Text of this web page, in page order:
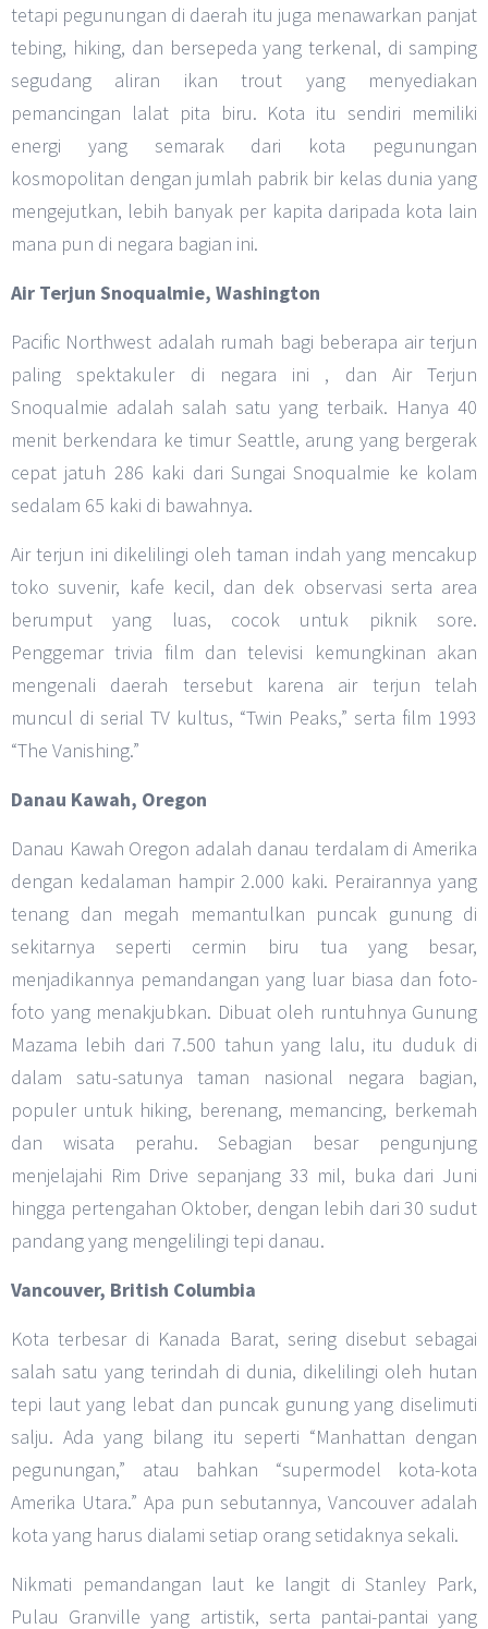
tetapi pegunungan di daerah itu juga menawarkan panjat
tebing, hiking, dan bersepeda yang terkenal, di samping
segudang aliran ikan trout yang menyediakan
pemancingan lalat pita biru. Kota itu sendiri memiliki
energi yang semarak dari kota pegunungan
kosmopolitan dengan jumlah pabrik bir kelas dunia yang
mengejutkan, lebih banyak per kapita daripada kota lain
mana pun di negara bagian ini.
Air Terjun Snoqualmie, Washington
Pacific Northwest adalah rumah bagi beberapa air terjun
paling spektakuler di negara ini , dan Air Terjun
Snoqualmie adalah salah satu yang terbaik. Hanya 40
menit berkendara ke timur Seattle, arung yang bergerak
cepat jatuh 286 kaki dari Sungai Snoqualmie ke kolam
sedalam 65 kaki di bawahnya.
Air terjun ini dikelilingi oleh taman indah yang mencakup
toko suvenir, kafe kecil, dan dek observasi serta area
berumput yang luas, cocok untuk piknik sore.
Penggemar trivia film dan televisi kemungkinan akan
mengenali daerah tersebut karena air terjun telah
muncul di serial TV kultus, “Twin Peaks,” serta film 1993
“The Vanishing.”
Danau Kawah, Oregon
Danau Kawah Oregon adalah danau terdalam di Amerika
dengan kedalaman hampir 2.000 kaki. Perairannya yang
tenang dan megah memantulkan puncak gunung di
sekitarnya seperti cermin biru tua yang besar,
menjadikannya pemandangan yang luar biasa dan foto-
foto yang menakjubkan. Dibuat oleh runtuhnya Gunung
Mazama lebih dari 7.500 tahun yang lalu, itu duduk di
dalam satu-satunya taman nasional negara bagian,
populer untuk hiking, berenang, memancing, berkemah
dan wisata perahu. Sebagian besar pengunjung
menjelajahi Rim Drive sepanjang 33 mil, buka dari Juni
hingga pertengahan Oktober, dengan lebih dari 30 sudut
pandang yang mengelilingi tepi danau.
Vancouver, British Columbia
Kota terbesar di Kanada Barat, sering disebut sebagai
salah satu yang terindah di dunia, dikelilingi oleh hutan
tepi laut yang lebat dan puncak gunung yang diselimuti
salju. Ada yang bilang itu seperti “Manhattan dengan
pegunungan,” atau bahkan “supermodel kota-kota
Amerika Utara.” Apa pun sebutannya, Vancouver adalah
kota yang harus dialami setiap orang setidaknya sekali.
Nikmati pemandangan laut ke langit di Stanley Park,
Pulau Granville yang artistik, serta pantai-pantai yang